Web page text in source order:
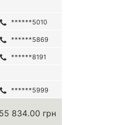
******5010
******5869
******8191
******5999
834.00 грн